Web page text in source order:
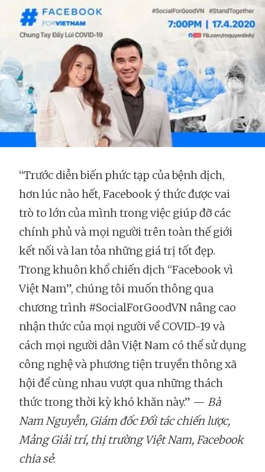
“Trước diễn biến phức tạp của bệnh dịch,
hơn lúc nào hết, Facebook ý thức được vai
trò to lớn của mình trong việc giúp đỡ các
chính phủ và mọi người trên toàn thế giới
kết nối và lan tỏa những giá trị tốt đẹp.
Trong khuôn khổ chiến dịch “Facebook vì
Việt Nam”, chúng tôi muốn thông qua
chương trình #SocialForGoodVN nâng cao
nhận thức của mọi người về COVID-19 và
cách mọi người dân Việt Nam có thể sử dụng
công nghệ và phương tiện truyền thông xã
hội để cùng nhau vượt qua những thách
thức trong thời kỳ khó khăn này.” — Bà
Nam Nguyễn, Giám đốc Đối tác chiến lược,
Mảng Giải trí, thị trường Việt Nam, Facebook
chia sẻ: